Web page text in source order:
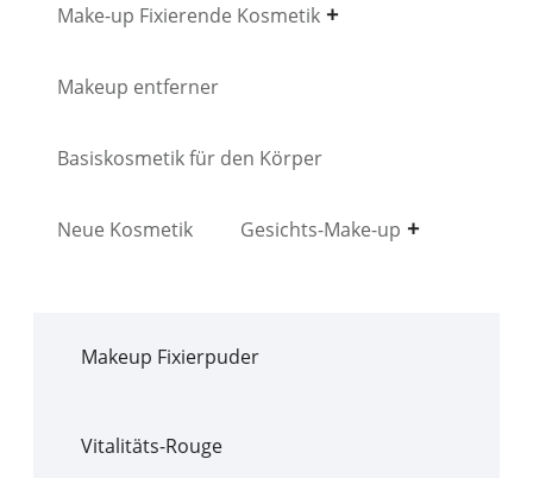
Make-up Fixierende Kosmetik
Makeup entferner
Basiskosmetik für den Körper
Neue Kosmetik Gesichts-Make-up
Makeup Fixierpuder
Vitalitäts-Rouge